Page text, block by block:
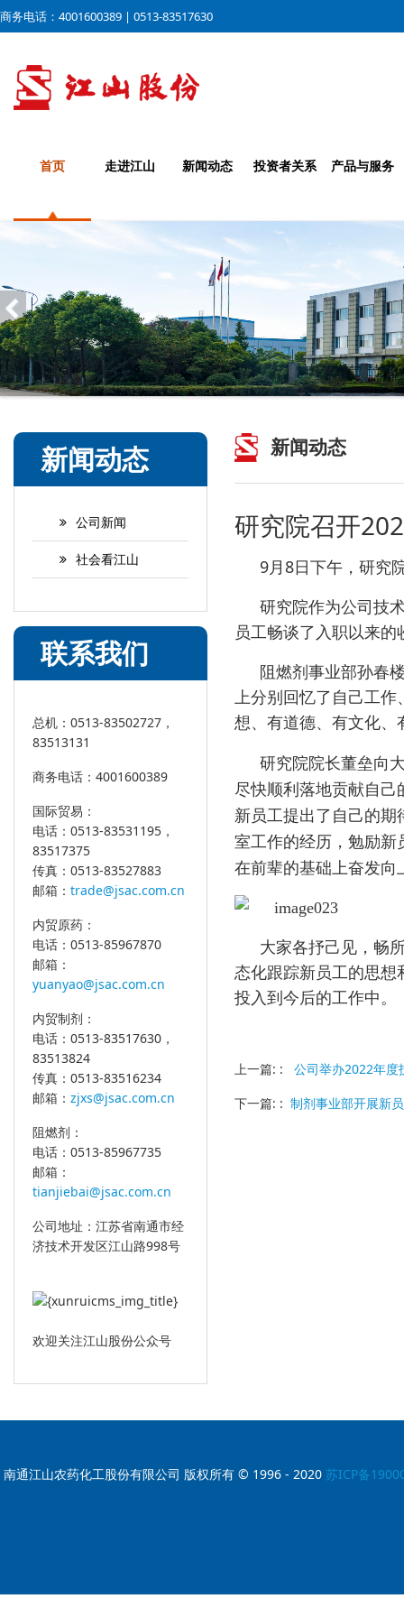
商务电话：4001600389 | 0513-83517630
首页 走进江山 新闻动态 投资者关系 产品与服务
新闻动态
公司新闻
社会看江山
联系我们
总机：0513-83502727，
83513131
商务电话：4001600389
国际贸易：
电话：0513-83531195，
83517375
传真：0513-83527883
邮箱： trade@jsac.com.cn
内贸原药：
电话：0513-85967870
邮箱：
yuanyao@jsac.com.cn
内贸制剂：
电话：0513-83517630，
83513824
传真：0513-83516234
邮箱： zjxs@jsac.com.cn
阻燃剂：
电话：0513-85967735
邮箱：
tianjiebai@jsac.com.cn
公司地址：江苏省南通市经
济技术开发区江山路998号
欢迎关注江山股份公众号
新闻动态
研究院召开
9 月 8日下午，研究
研究院作为公司技
员工畅谈了入职以来
阻燃剂事业部孙春
上分别回忆了自己工
想、有道德、有文化、
研究院院长董垒向
尽快顺利落地贡献自
新员工提出了自己的
室工作的经历，勉励新
在前辈的基础上奋发向
大家各抒己见，畅
态化跟踪新员工的思
投入到今后的工作中。
上一篇: :
公司举办2022年度
下一篇: : 制剂事业部开展新
南通江山农药化工股份有限公司 版权所有 © 1996 - 2020 苏ICP备